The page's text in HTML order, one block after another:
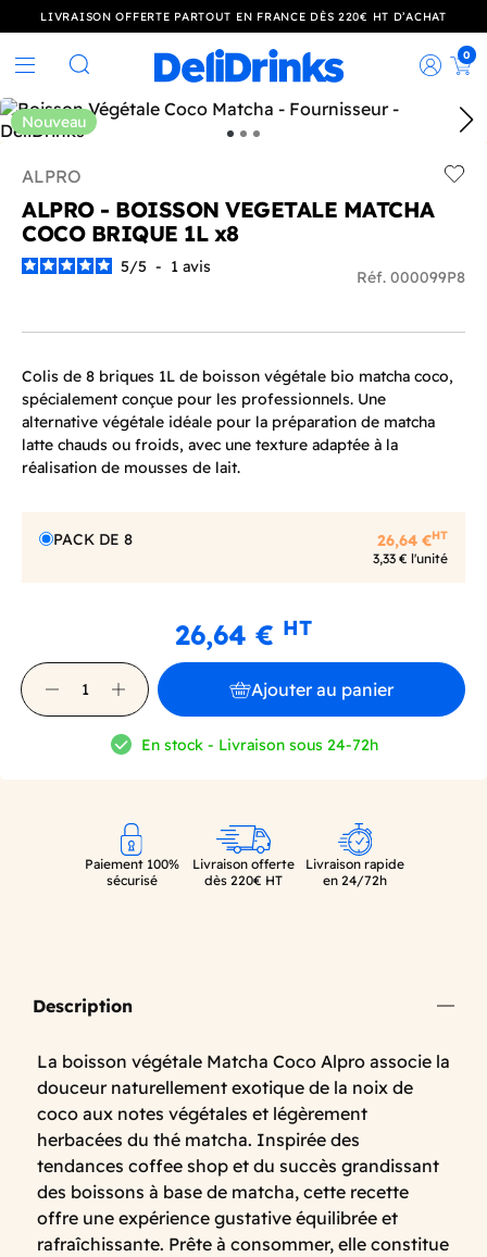
LIVRAISON OFFERTE PARTOUT EN FRANCE DÈS 220€ HT D’ACHAT
Rechercher
0
Nouveau
ALPRO
ALPRO - BOISSON VEGETALE MATCHA
COCO BRIQUE 1L x8
5/5 - 1 avis
Réf. 000099P8
Colis de 8 briques 1L de boisson végétale bio matcha coco,
spécialement conçue pour les professionnels. Une
alternative végétale idéale pour la préparation de matcha
latte chauds ou froids, avec une texture adaptée à la
réalisation de mousses de lait.
PACK DE 8 26,64 €HT
3,33 € l'unité
26,64 € HT
Ajouter au panier
En stock - Livraison sous 24-72h
Paiement 100%
sécurisé
Livraison offerte
dès 220€ HT
Livraison rapide
en 24/72h
Description
La boisson végétale Matcha Coco Alpro associe la
douceur naturellement exotique de la noix de
coco aux notes végétales et légèrement
herbacées du thé matcha. Inspirée des
tendances coffee shop et du succès grandissant
des boissons à base de matcha, cette recette
offre une expérience gustative équilibrée et
rafraîchissante. Prête à consommer, elle constitue